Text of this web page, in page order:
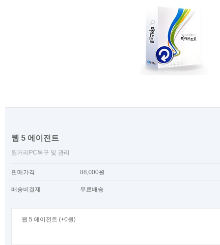
웹 5 에이전트
원거리PC복구 및 관리
판매가격 88,000원
배송비결제 무료배송
웹 5 에이전트 (+0원)